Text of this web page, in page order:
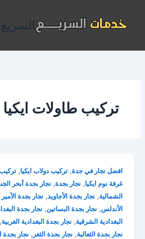
المحتوى
تركيب طاولات ايكيا
افضل نجار في جدة,تركيب دولاب ايكيا,
غرفة نوم ايكيا, نجار بجدة, نجار بجدة أبحر
الشمالية, نجار بجدة الأجاويد, نجار بجدة الأمير
الأندلس, نجار بجدة البساتين, نجار بجدة
البغدادية الشرقية, نجار بجدة البغدادية الغربية,
نجار بجدة الثعالبة, نجار بجدة الثغر , نجار بجدة